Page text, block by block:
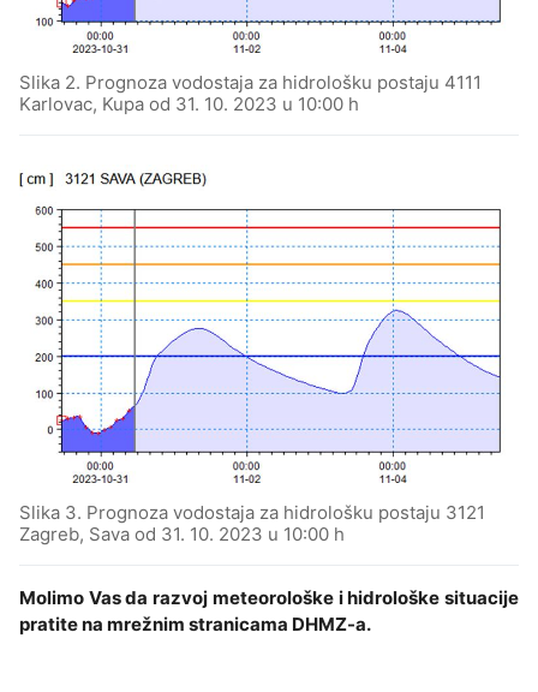
Slika 2. Prognoza vodostaja za hidrološku postaju 4111
Karlovac, Kupa od 31. 10. 2023 u 10:00 h
Slika 3. Prognoza vodostaja za hidrološku postaju 3121
Zagreb, Sava od 31. 10. 2023 u 10:00 h
Molimo Vas da razvoj meteorološke i hidrološke situacije
pratite na mrežnim stranicama DHMZ-a.